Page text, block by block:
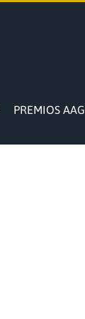
PREMIOS AAG